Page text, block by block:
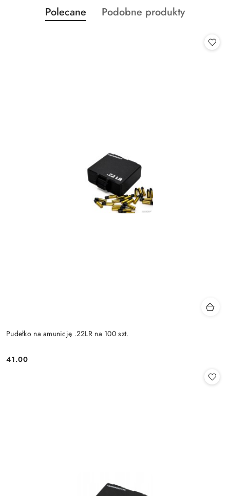
Pomiń karuzelę produktów
Produkty
o
Polecane
Produkty
Podobne produkty
Pudełko na amunicję .22LR na 100 szt.
Cena:
41.00